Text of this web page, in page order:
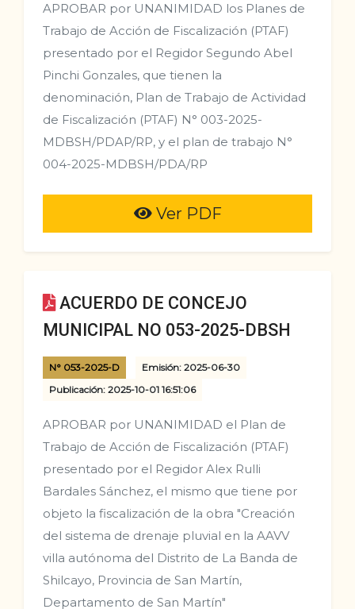
APROBAR por UNANIMIDAD los Planes de
Trabajo de Acción de Fiscalización (PTAF)
presentado por el Regidor Segundo Abel
Pinchi Gonzales, que tienen la
denominación, Plan de Trabajo de Actividad
de Fiscalización (PTAF) N° 003-2025-
MDBSH/PDAP/RP, y el plan de trabajo N°
004-2025-MDBSH/PDA/RP
Ver PDF
ACUERDO DE CONCEJO
MUNICIPAL NO 053-2025-DBSH
N° 053-2025-D
Emisión: 2025-06-30
Publicación: 2025-10-01 16:51:06
APROBAR por UNANIMIDAD el Plan de
Trabajo de Acción de Fiscalización (PTAF)
presentado por el Regidor Alex Rulli
Bardales Sánchez, el mismo que tiene por
objeto la fiscalización de la obra "Creación
del sistema de drenaje pluvial en la AAVV
villa autónoma del Distrito de La Banda de
Shilcayo, Provincia de San Martín,
Departamento de San Martín"